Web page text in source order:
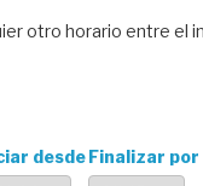
otro horario entre el
desdeFinalizar por